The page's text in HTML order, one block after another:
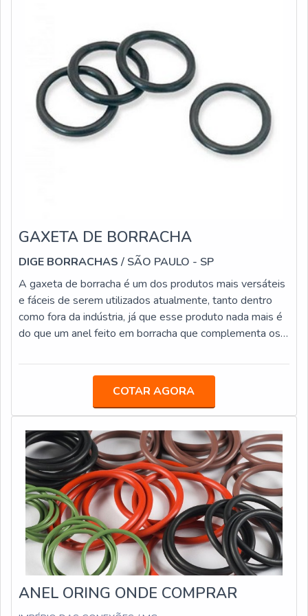
sucesso aos parceiros de ponta a ponta.
GAXETA DE BORRACHA
DIGE BORRACHAS / SÃO PAULO - SP
A gaxeta de borracha é um dos produtos mais versáteis
e fáceis de serem utilizados atualmente, tanto dentro
como fora da indústria, já que esse produto nada mais é
do que um anel feito em borracha que complementa os
impedindo uma série de vazamentos e demais
ausência.VANTAGENS AO UTILIZAR A GAXETA FEITA
DE BORRACHAAinda, é possível chamar a gaxeta de
vedação automático devido à sua enorme capacidade de
COTAR AGORA
ANEL ORING ONDE COMPRAR